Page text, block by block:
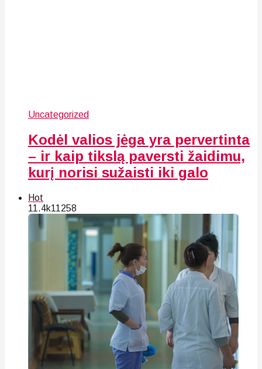
Uncategorized
Kodėl valios jėga yra pervertinta
– ir kaip tikslą paversti žaidimu,
kurį norisi sužaisti iki galo
Hot
11.4k11258